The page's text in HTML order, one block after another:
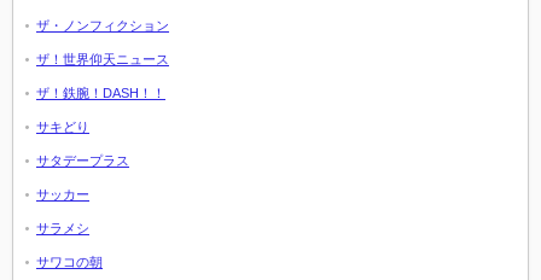
ザ・ノンフィクション
ザ！世界仰天ニュース
ザ！鉄腕！DASH！！
サキどり
サタデープラス
サッカー
サラメシ
サワコの朝